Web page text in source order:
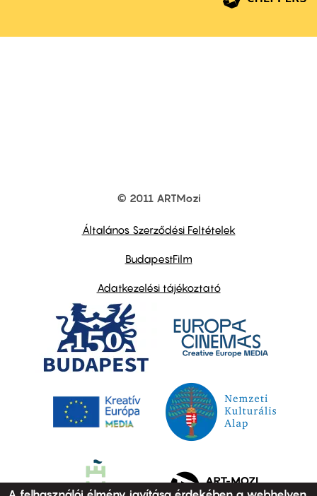
© 2011 ARTMozi
Általános Szerződési Feltételek
BudapestFilm
Adatkezelési tájékoztató